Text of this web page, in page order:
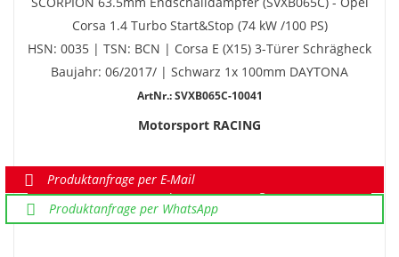
Corsa 1.4 Turbo Start&Stop (74 kW /100 PS)
HSN: 0035 | TSN: BCN | Corsa E (X15) 3-Türer Schrägheck
Baujahr: 06/2017/ | Schwarz 1x 100mm DAYTONA
ArtNr.: SVXB065C-10041
Motorsport RACING
Sonderpreis auf Anfrage
Produktanfrage per E-Mail
Produktanfrage per WhatsApp